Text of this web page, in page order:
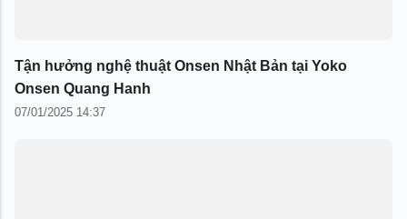
Tận hưởng nghệ thuật Onsen Nhật Bản tại Yoko
Onsen Quang Hanh
07/01/2025 14:37